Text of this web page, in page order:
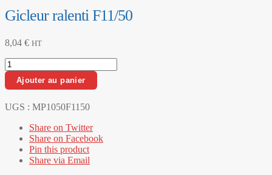
Gicleur ralenti F11/50
8,04 € HT
quantité
de
Gicleur
F11/50
Ajouter au panier
UGS : MP1050F1150
Share on Twitter
Share on Facebook
Pin this product
Share via Email